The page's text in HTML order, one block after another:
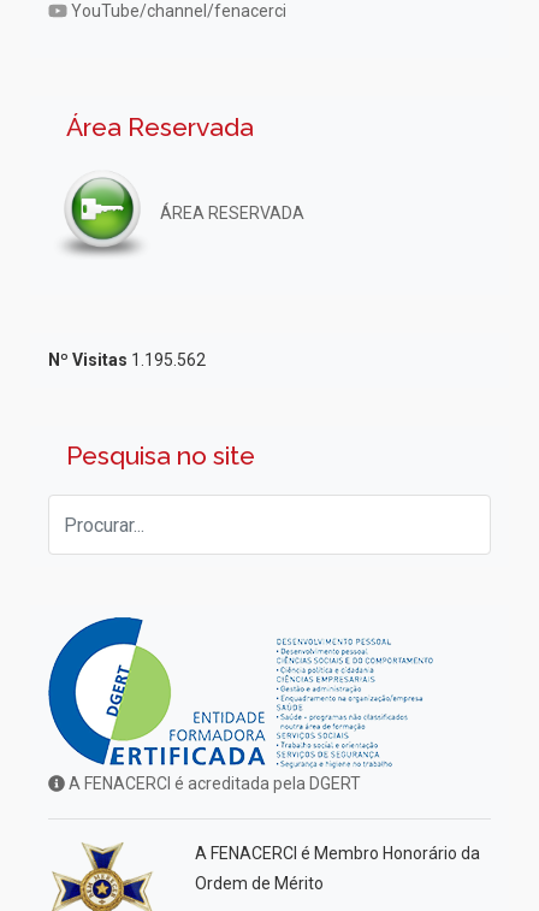
YouTube/channel/fenacerci
Área Reservada
ÁREA RESERVADA
Nº Visitas 1.195.562
Pesquisa no site
A FENACERCI é acreditada pela DGERT
A FENACERCI é Membro Honorário da
Ordem de Mérito